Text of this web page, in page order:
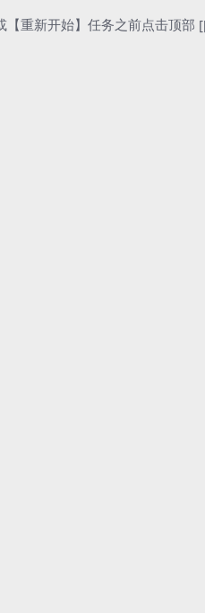
【重新开始】任务之前点击顶部